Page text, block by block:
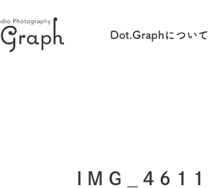
Dot.Graphについて
IMG_4611